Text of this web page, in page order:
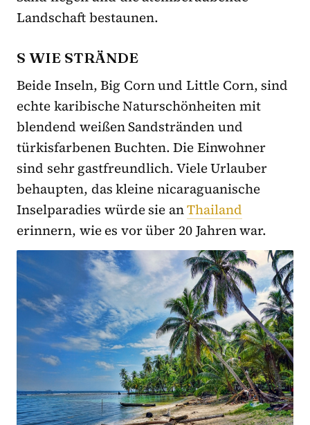
Landschaft bestaunen.
S WIE STRÄNDE
Beide Inseln, Big Corn und Little Corn, sind
echte karibische Naturschönheiten mit
blendend weißen Sandstränden und
türkisfarbenen Buchten. Die Einwohner
sind sehr gastfreundlich. Viele Urlauber
behaupten, das kleine nicaraguanische
Inselparadies würde sie anThailand
erinnern, wie es vor über 20 Jahren war.